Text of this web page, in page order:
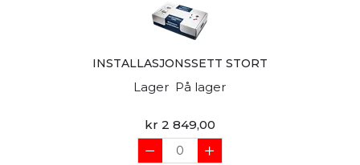
INSTALLASJONSSETT STORT
Lager På lager
kr 2 849,00